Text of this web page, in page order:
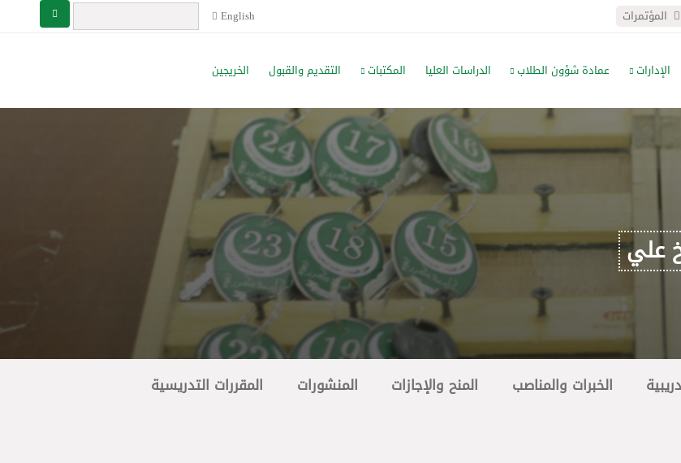
المؤتمرات English
الإدارات عمادة شؤون الطلاب الدراسات العليا المكتبات التقديم والقبول الخريجين
علي
الخبرات والمناصب المنح والإجازات المنشورات المقررات التدريسية